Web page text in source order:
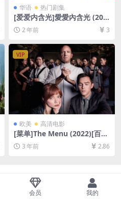
华语 热门剧集
[爱爱内含光]愛愛內含光 (202
4)[百度网盘+夸克网盘1080P
超清未删减资源][网盘在线播
幕]
2 年前 3
VIP
欧美 高清电影
[菜单]The Menu (2022)[百度
网盘+迅雷云盘资源1080P超
清未删减][MP4/7GB][中英字
3 年前 2.86
会员 我的